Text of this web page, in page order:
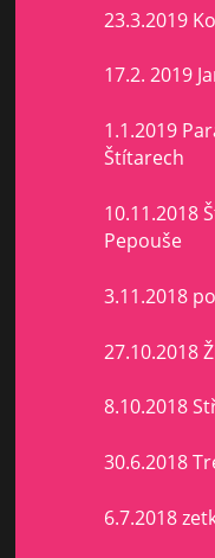
23.3.2019
17.2. 2019
1.1.2019
Štítarech
10.11.2018
Pepouše
3.11.2018
27.10.2018
8.10.2018
30.6.2018
6.7.2018